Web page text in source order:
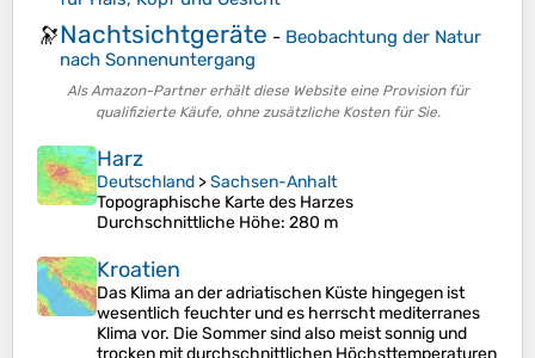
🔭Nachtsichtgeräte - Beobachtung der Natur
nach Sonnenuntergang
Als Amazon-Partner erhält diese Website eine Provision für
qualifizierte Käufe, ohne zusätzliche Kosten für Sie.
Harz
Deutschland >Sachsen-Anhalt
Topographische Karte des Harzes
Durchschnittliche Höhe: 280 m
Kroatien
Das Klima an der adriatischen Küste hingegen ist
wesentlich feuchter und es herrscht mediterranes
Klima vor. Die Sommer sind also meist sonnig und
trocken mit durchschnittlichen Höchsttemperaturen